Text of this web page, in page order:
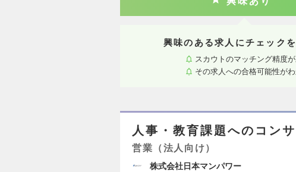
興味のある求人にチェック
スカウトのマッチング精度
その求人への合格可能性が
人事・教育課題へのコン
営業（法人向け）
株式会社日本マンパワー